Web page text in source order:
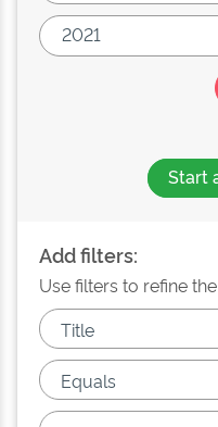
Start
Add filters:
Use filters to refine